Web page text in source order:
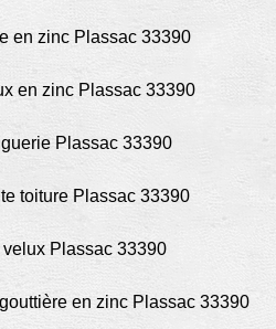
en zinc Plassac 33390
en zinc Plassac 33390
Plassac 33390
toiture Plassac 33390
Plassac 33390
en zinc Plassac 33390